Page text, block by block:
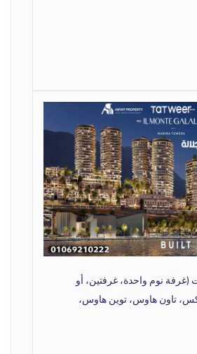
(غرفة نوم واحدة، غرفتين، أو
تاون هاوس، توين هاوس،